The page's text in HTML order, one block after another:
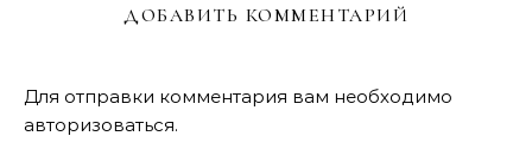
ДОБАВИТЬ КОММЕНТАРИЙ
Для отправки комментария вам необходимо
авторизоваться.